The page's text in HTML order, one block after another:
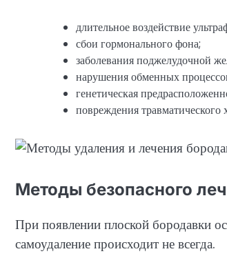
длительное воздействие
сбои гормонального фона;
заболевания поджелудочной
нарушения обменных
генетическая
повреждения травматического
Методы безопасного
При появлении плоской бородавки
самоудаление происходит не всегда.